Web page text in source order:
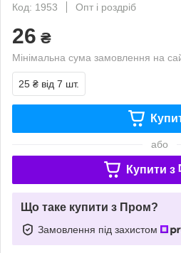
Код: 1953
Опт і роздріб
26 ₴
Мінімальна сума замовлення на
25 ₴ від 7 шт.
або
Купити з
Що таке купити з Пром?
Замовлення під захистом